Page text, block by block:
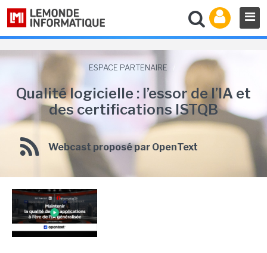
ESPACE PARTENAIRE
Qualité logicielle : l’essor de l’IA et
des certifications ISTQB
Webcast proposé par OpenText